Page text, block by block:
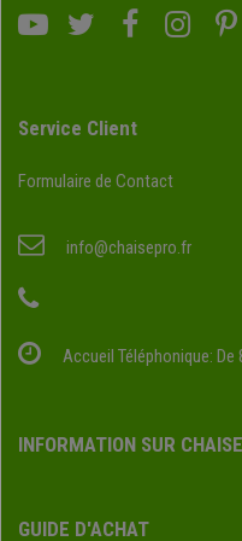
Service Client
Formulaire de Contact
info@chaisepro.fr
Accueil Téléphonique: De
INFORMATION SUR
GUIDE D'ACHAT